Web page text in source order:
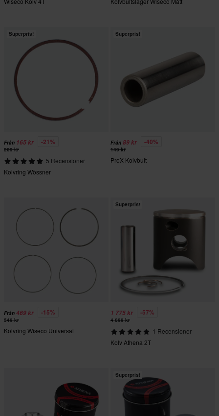
Superpris!
Från 165 kr -21%
209 kr
5 Recensioner
Kolvring Wössner
Superpris!
Från 89 kr -40%
149 kr
ProX Kolvbult
Från 469 kr -15%
549 kr
Kolvring Wiseco Universal
Superpris!
1 775 kr -57%
4 099 kr
1 Recensioner
Kolv Athena 2T
Superpris!